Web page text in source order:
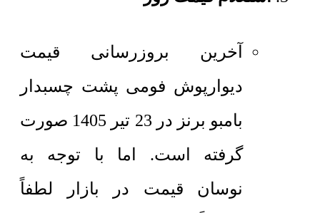
آخرین بروزرسانی قیمت
دیوارپوش فومی پشت چسبدار
بامبو برنز در 23 تیر 1405 صورت
گرفته است. اما با توجه به
نوسان قیمت در بازار لطفاً